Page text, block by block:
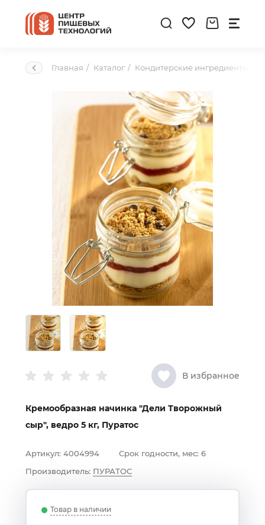
Главная Каталог Кондитерские ингредиенты
В избранное
Кремообразная начинка "Дели Творожный
сыр", ведро 5 кг, Пуратос
Артикул: 4004994 Срок годности, мес: 6
Производитель: ПУРАТОС
Товар в наличии